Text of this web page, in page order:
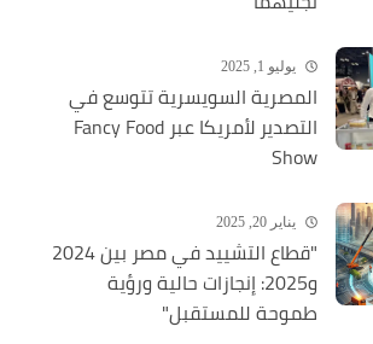
يوليو 1, 2025
المصرية السويسرية تتوسع في
التصدير لأمريكا عبر Fancy Food
Show
يناير 20, 2025
"قطاع التشييد في مصر بين 2024
و2025: إنجازات حالية ورؤية
طموحة للمستقبل"